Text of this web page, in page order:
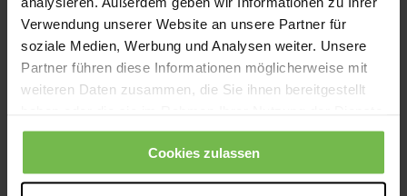
Verwendung unserer Website an unsere Partner für
soziale Medien, Werbung und Analysen weiter. Unsere
Partner führen diese Informationen möglicherweise mit
weiteren Daten zusammen, die Sie ihnen bereitgestellt
gesammelt haben.
Cookies zulassen
PDF herunterladen